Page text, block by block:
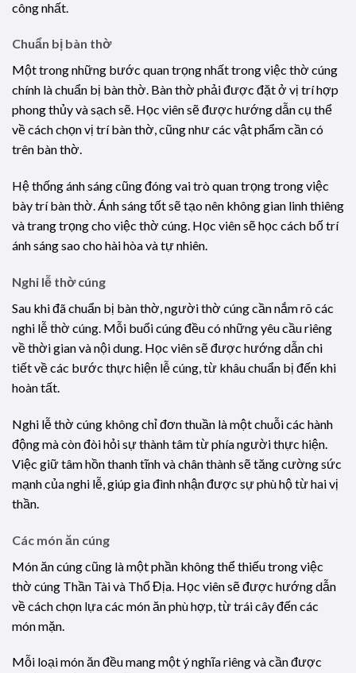
công nhất.
Chuẩn bị bàn thờ
Một trong những bước quan trọng nhất trong việc thờ cúng
chính là chuẩn bị bàn thờ. Bàn thờ phải được đặt ở vị trí hợp
phong thủy và sạch sẽ. Học viên sẽ được hướng dẫn cụ thể
về cách chọn vị trí bàn thờ, cũng như các vật phẩm cần có
trên bàn thờ.
Hệ thống ánh sáng cũng đóng vai trò quan trọng trong việc
bày trí bàn thờ. Ánh sáng tốt sẽ tạo nên không gian linh thiêng
và trang trọng cho việc thờ cúng. Học viên sẽ học cách bố trí
ánh sáng sao cho hài hòa và tự nhiên.
Nghi lễ thờ cúng
Sau khi đã chuẩn bị bàn thờ, người thờ cúng cần nắm rõ các
nghi lễ thờ cúng. Mỗi buổi cúng đều có những yêu cầu riêng
về thời gian và nội dung. Học viên sẽ được hướng dẫn chi
tiết về các bước thực hiện lễ cúng, từ khâu chuẩn bị đến khi
hoàn tất.
Nghi lễ thờ cúng không chỉ đơn thuần là một chuỗi các hành
động mà còn đòi hỏi sự thành tâm từ phía người thực hiện.
Việc giữ tâm hồn thanh tĩnh và chân thành sẽ tăng cường sức
mạnh của nghi lễ, giúp gia đình nhận được sự phù hộ từ hai vị
thần.
Các món ăn cúng
Món ăn cúng cũng là một phần không thể thiếu trong việc
thờ cúng Thần Tài và Thổ Địa. Học viên sẽ được hướng dẫn
về cách chọn lựa các món ăn phù hợp, từ trái cây đến các
món mặn.
Mỗi loại món ăn đều mang một ý nghĩa riêng và cần được